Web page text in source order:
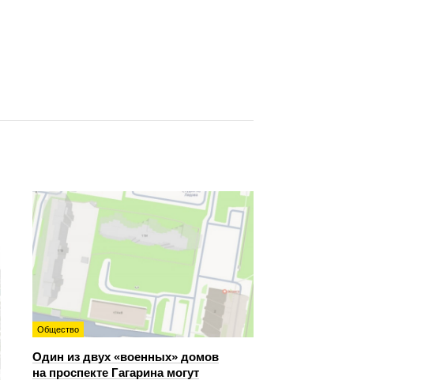
Общество
Один из двух «военных» домов
на проспекте Гагарина могут